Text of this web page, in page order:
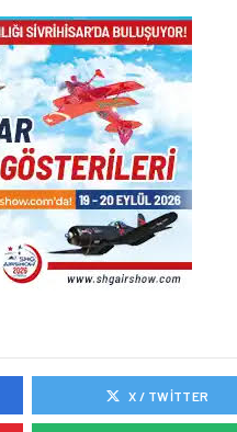
X / TWITTER